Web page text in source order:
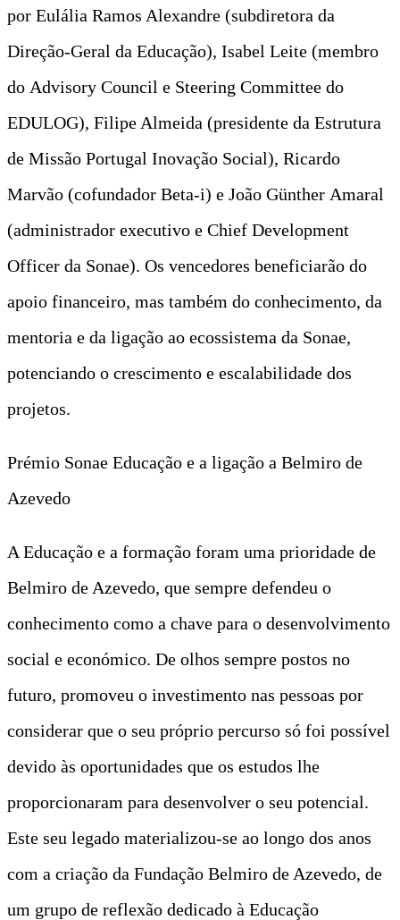
por Eulália Ramos Alexandre (subdiretora da
Direção-Geral da Educação), Isabel Leite (membro
do Advisory Council e Steering Committee do
EDULOG), Filipe Almeida (presidente da Estrutura
de Missão Portugal Inovação Social), Ricardo
Marvão (cofundador Beta-i) e João Günther Amaral
(administrador executivo e Chief Development
Officer da Sonae). Os vencedores beneficiarão do
apoio financeiro, mas também do conhecimento, da
mentoria e da ligação ao ecossistema da Sonae,
potenciando o crescimento e escalabilidade dos
projetos.
Prémio Sonae Educação e a ligação a Belmiro de
Azevedo
A Educação e a formação foram uma prioridade de
Belmiro de Azevedo, que sempre defendeu o
conhecimento como a chave para o desenvolvimento
social e económico. De olhos sempre postos no
futuro, promoveu o investimento nas pessoas por
considerar que o seu próprio percurso só foi possível
devido às oportunidades que os estudos lhe
proporcionaram para desenvolver o seu potencial.
Este seu legado materializou-se ao longo dos anos
com a criação da Fundação Belmiro de Azevedo, de
um grupo de reflexão dedicado à Educação